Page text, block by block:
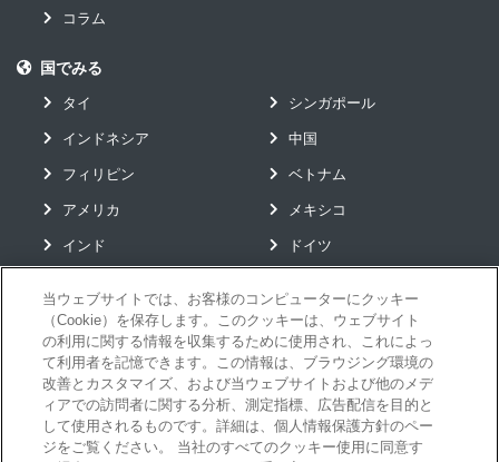
コラム
国でみる
タイ シンガポール
インドネシア 中国
フィリピン ベトナム
アメリカ メキシコ
インド ドイツ
グローバルソリューション
お役立ちコンテンツ
イベント
ニュース
当ウェブサイトでは、お客様のコンピューターにクッキー
（Cookie）を保存します。このクッキーは、ウェブサイト
の利用に関する情報を収集するために使用され、これによっ
て利用者を記憶できます。この情報は、ブラウジング環境の
改善とカスタマイズ、および当ウェブサイトおよび他のメデ
ィアでの訪問者に関する分析、測定指標、広告配信を目的と
して使用されるものです。詳細は、個人情報保護方針のペー
ジをご覧ください。 当社のすべてのクッキー使用に同意す